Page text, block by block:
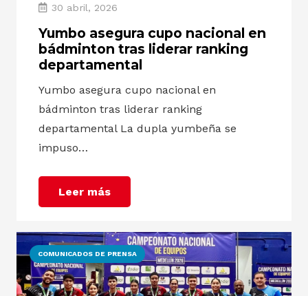
30 abril, 2026
Yumbo asegura cupo nacional en
bádminton tras liderar ranking
departamental
Yumbo asegura cupo nacional en
bádminton tras liderar ranking
departamental La dupla yumbeña se
impuso…
Leer más
COMUNICADOS DE PRENSA